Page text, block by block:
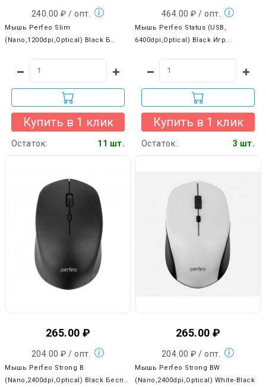
240.00 ₽ / опт.
Мышь Perfeo Slim
(Nano,1200dpi,Optical) Black Б..
Купить в 1 клик
Остаток: 11 шт.
464.00 ₽ / опт.
Мышь Perfeo Status (USB,
6400dpi,Optical) Black Игр..
Купить в 1 клик
Остаток: 3 шт.
265.00 ₽
204.00 ₽ / опт.
Мышь Perfeo Strong B
(Nano,2400dpi,Optical) Black Бесп..
265.00 ₽
204.00 ₽ / опт.
Мышь Perfeo Strong BW
(Nano,2400dpi,Optical) White-Black